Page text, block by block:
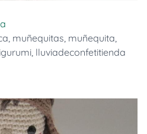
, muñequitas, muñequita,
, lluviadeconfetitienda